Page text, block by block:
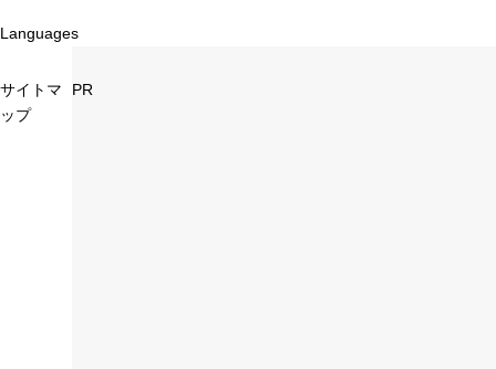
Languages
サイトマ
ップ
PR